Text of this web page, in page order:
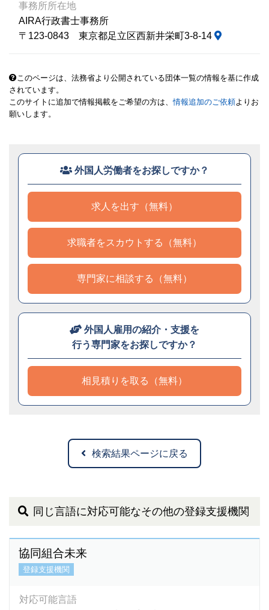
事務所所在地
AIRA行政書士事務所
〒123-0843 東京都足立区西新井栄町3-8-14
このページは、法務省より公開されている団体一覧の情報を基に作成
されています。
このサイトに追加で情報掲載をご希望の方は、情報追加のご依頼よりお
願いします。
外国人労働者をお探しですか？
求人を出す（無料）
求職者をスカウトする（無料）
専門家に相談する（無料）
外国人雇用の紹介・支援を
行う専門家をお探しですか？
相見積りを取る（無料）
検索結果ページに戻る
同じ言語に対応可能なその他の登録支援機関
協同組合未来
登録支援機関
対応可能言語